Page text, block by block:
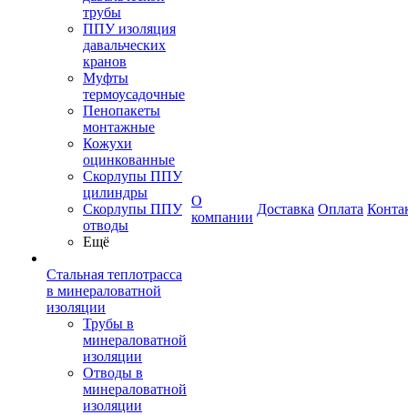
трубы
ППУ изоляция
давальческих
кранов
Муфты
термоусадочные
Пенопакеты
монтажные
Кожухи
оцинкованные
Скорлупы ППУ
цилиндры
Скорлупы ППУ
отводы
Ещё
Стальная теплотрасса
в минераловатной
изоляции
Трубы в
минераловатной
изоляции
Отводы в
минераловатной
изоляции
О
компании
Доставка Оплата